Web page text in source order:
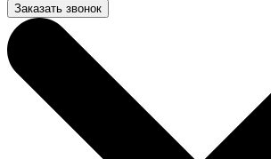
Заказать звонок